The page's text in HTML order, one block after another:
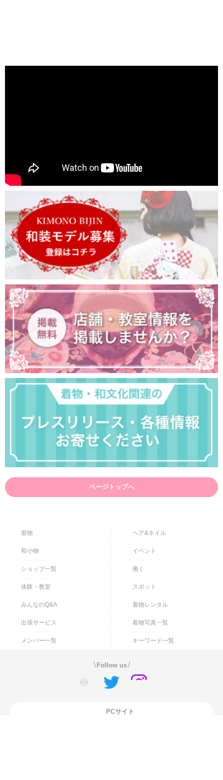
ページトップへ
着物 ヘア&ネイル
和小物 イベント
ショップ一覧 働く
体験・教室 スポット
みんなのQ&A 着物レンタル
出張サービス 着物写真一覧
メンバー一覧 キーワード一覧
\ Follow us/
PCサイト